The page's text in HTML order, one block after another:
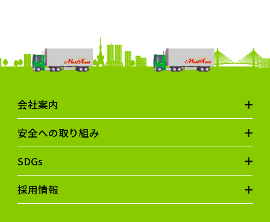
会社案内
安全への取り組み
SDGs
採用情報